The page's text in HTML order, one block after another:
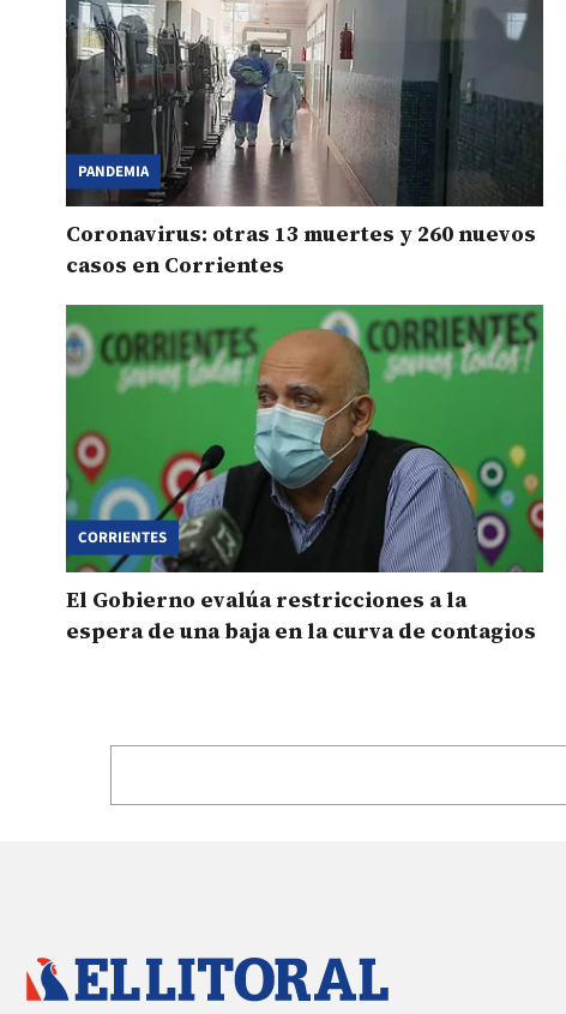
PANDEMIA
Coronavirus: otras 13 muertes y 260 nuevos
casos en Corrientes
CORRIENTES
El Gobierno evalúa restricciones a la
espera de una baja en la curva de contagios